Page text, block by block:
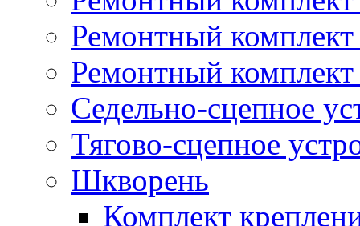
Ремонтный
Ремонтный комплект
Седельно-сцепное
Тягово-сцепное
Шкворень
Комплект